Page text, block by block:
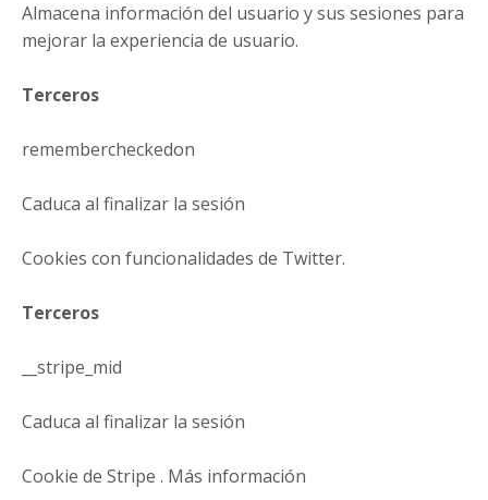
Almacena información del usuario y sus sesiones para
mejorar la experiencia de usuario.
Terceros
remembercheckedon
Caduca al finalizar la sesión
Cookies con funcionalidades de Twitter.
Terceros
__stripe_mid
Caduca al finalizar la sesión
Cookie de Stripe . Más información